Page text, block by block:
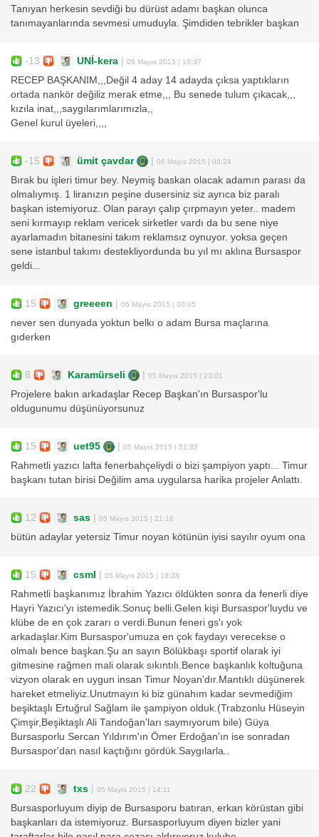
Tanıyan herkesin sevdiği bu dürüst adamı başkan olunca
tanımayanlarında sevmesi umuduyla. Şimdiden tebrikler başkan
-13 UNİ-kera 06 Mayıs 2015 | 10:37
RECEP BAŞKANIM,,,Değil 4 aday 14 adayda çıksa yaptıkların
ortada nankör değiliz merak etme,,, Bu senede tulum çıkacak,,,
kızıla inat,,,saygılarımlarımızla,,
Genel kurul üyeleri,,,,
-15 ümit çavdar 06 Mayıs 2015 | 08:24
Bırak bu işleri timur bey. Neymiş baskan olacak adamın parası da
olmalıymış. 1 liranızın peşine dusersiniz siz ayrıca biz paralı
başkan istemiyoruz. Olan parayı çalıp çırpmayın yeter.. madem
seni kırmayıp reklam vericek sirketler vardı da bu sene niye
ayarlamadın bitanesini takım reklamsız oynuyor. yoksa geçen
sene istanbul takımı destekliyordunda bu yıl mı aklına Bursaspor
geldi...
15 greeeen 06 Mayıs 2015 | 00:05
never sen dunyada yoktun belkı o adam Bursa maçlarına
gıderken
8 Karamürseli 05 Mayıs 2015 | 23:01
Projelere bakın arkadaşlar Recep Başkan'ın Bursaspor'lu
oldugunumu düşünüyorsunuz
15 uet95 05 Mayıs 2015 | 21:32
Rahmetli yazıcı lafta fenerbahçeliydi o bizi şampiyon yaptı... Timur
başkanı tutan birisi Değilim ama uygularsa harika projeler Anlattı.
12 sas 05 Mayıs 2015 | 21:16
bütün adaylar yetersiz Timur noyan kötünün iyisi sayılır oyum ona
15 csml 05 Mayıs 2015 | 19:28
Rahmetli başkanımız İbrahim Yazıcı öldükten sonra da fenerli diye
Hayri Yazıcı'yı istemedik.Sonuç belli.Gelen kişi Bursaspor'luydu ve
klübe de en çok zararı o verdi.Bunun feneri gs'ı yok
arkadaşlar.Kim Bursaspor'umuza en çok faydayı verecekse o
olmalı bence başkan.Şu an sayın Bölükbaşı sportif olarak iyi
gitmesine rağmen mali olarak sıkıntılı.Bence başkanlık koltuğuna
vizyon olarak en uygun insan Timur Noyan'dır.Mantıklı düşünerek
hareket etmeliyiz.Unutmayın ki biz günahım kadar sevmediğim
beşiktaşlı Ertuğrul Sağlam ile şampiyon olduk.(Trabzonlu Hüseyin
Çimşir,Beşiktaşlı Ali Tandoğan'ları saymıyorum bile) Güya
Bursasporlu Sercan Yıldırım'ın Ömer Erdoğan'ın ise sonradan
Bursaspor'dan nasıl kaçtığını gördük.Saygılarla..
22 txs 05 Mayıs 2015 | 14:11
Bursasporluyum diyip de Bursasporu batıran, erkan körüstan gibi
başkanları da istemiyoruz. Bursasporluyum diyen bizler yani